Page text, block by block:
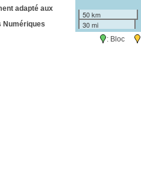
adapté aux
Numériques
50 km
30 mi
: Bloc